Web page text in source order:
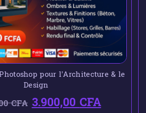
pour l’Architecture & le
Design
CFA 3.900,00CFA